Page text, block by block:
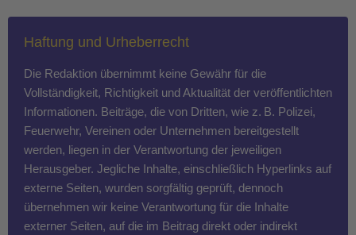
Haftung und Urheberrecht
Die Redaktion übernimmt keine Gewähr für die
Vollständigkeit, Richtigkeit und Aktualität der veröffentlichten
Informationen. Beiträge, die von Dritten, wie z. B. Polizei,
Feuerwehr, Vereinen oder Unternehmen bereitgestellt
werden, liegen in der Verantwortung der jeweiligen
Herausgeber. Jegliche Inhalte, einschließlich Hyperlinks auf
externe Seiten, wurden sorgfältig geprüft, dennoch
übernehmen wir keine Verantwortung für die Inhalte
externer Seiten, auf die im Beitrag direkt oder indirekt